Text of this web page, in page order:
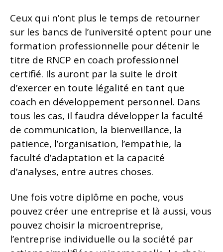
Ceux qui n’ont plus le temps de retourner
sur les bancs de l’université optent pour une
formation professionnelle pour détenir le
titre de RNCP en coach professionnel
certifié. Ils auront par la suite le droit
d’exercer en toute légalité en tant que
coach en développement personnel. Dans
tous les cas, il faudra développer la faculté
de communication, la bienveillance, la
patience, l’organisation, l’empathie, la
faculté d’adaptation et la capacité
d’analyses, entre autres choses.
Une fois votre diplôme en poche, vous
pouvez créer une entreprise et là aussi, vous
pouvez choisir la microentreprise,
l’entreprise individuelle ou la société par